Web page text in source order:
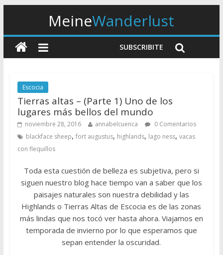
MeineWanderlust
SUBSCRIBITE
Escocia
Tierras altas – (Parte 1) Uno de los
lugares más bellos del mundo
noviembre 28, 2016 annabelcuenca
0 Comentarios
blackface sheep, fort augustus, highlands, lago ness, vacas
con flequillos
Toda esta cuestión de belleza es subjetiva, pero si
siguen nuestro blog hace tiempo van a saber que los
paisajes naturales son nuestra debilidad y las
Highlands o Tierras Altas de Escocia es de las zonas
más lindas que nos tocó ver hasta ahora. Viajamos en
temporada de invierno por lo que esperamos que
sepan entender la oscuridad.